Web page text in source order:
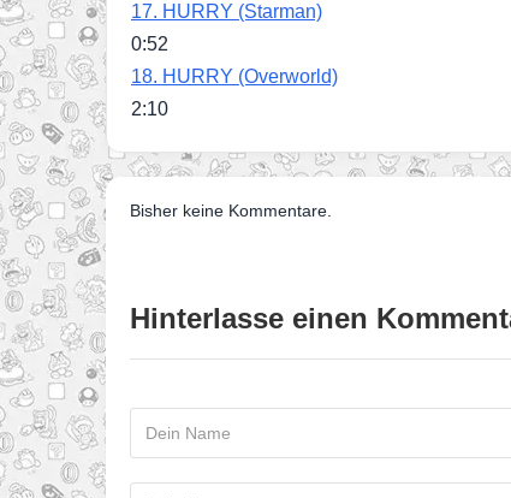
17. HURRY (Starman)
0:52
18. HURRY (Overworld)
2:10
Bisher keine Kommentare.
Hinterlasse einen